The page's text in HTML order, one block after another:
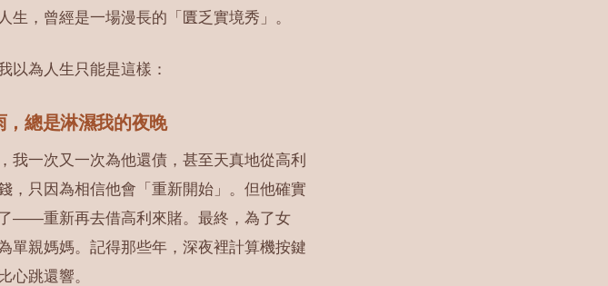
生，曾經是一場漫長的「匱乏實境秀」。
以為人生只能是這樣：
，總是淋濕我的夜晚
我一次又一次為他還債，甚至天真地從高利
，只因為相信他會「重新開始」。但他確實
——重新再去借高利來賭。最終，為了女
單親媽媽。記得那些年，深夜裡計算機按鍵
心跳還響。